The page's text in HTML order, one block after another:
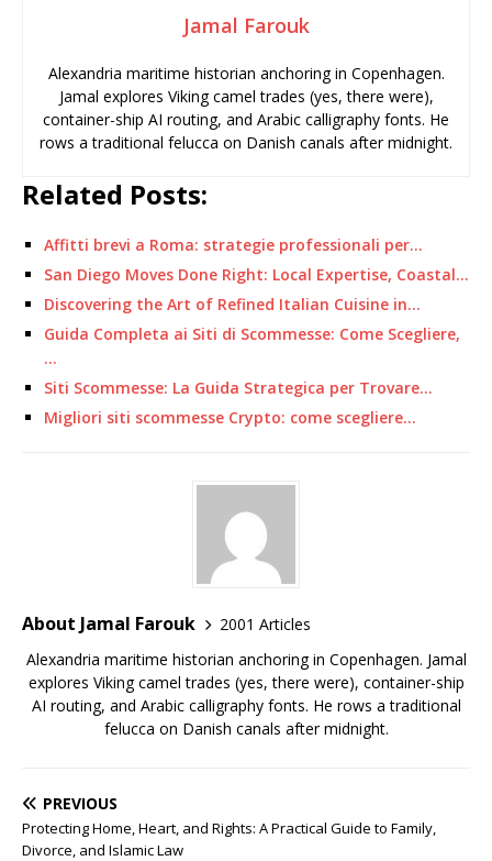
Jamal Farouk
Alexandria maritime historian anchoring in Copenhagen.
Jamal explores Viking camel trades (yes, there were),
container-ship AI routing, and Arabic calligraphy fonts. He
rows a traditional felucca on Danish canals after midnight.
Related Posts:
Affitti brevi a Roma: strategie professionali per…
San Diego Moves Done Right: Local Expertise, Coastal…
Discovering the Art of Refined Italian Cuisine in…
Guida Completa ai Siti di Scommesse: Come Scegliere,
…
Siti Scommesse: La Guida Strategica per Trovare…
Migliori siti scommesse Crypto: come scegliere…
About Jamal Farouk
2001 Articles
Alexandria maritime historian anchoring in Copenhagen. Jamal
explores Viking camel trades (yes, there were), container-ship
AI routing, and Arabic calligraphy fonts. He rows a traditional
felucca on Danish canals after midnight.
PREVIOUS
Protecting Home, Heart, and Rights: A Practical Guide to Family,
Divorce, and Islamic Law